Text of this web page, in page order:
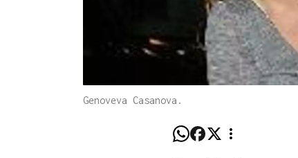
Genoveva Casanova.